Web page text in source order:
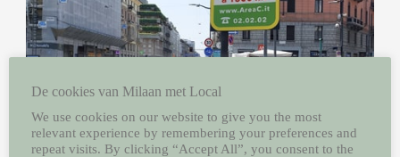
De cookies van Milaan met Local
We use cookies on our website to give you the most
relevant experience by remembering your preferences and
repeat visits. By clicking “Accept All”, you consent to the